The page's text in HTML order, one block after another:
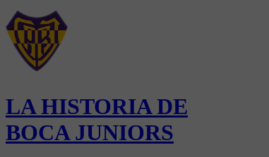
LA HISTORIA DE
BOCA JUNIORS